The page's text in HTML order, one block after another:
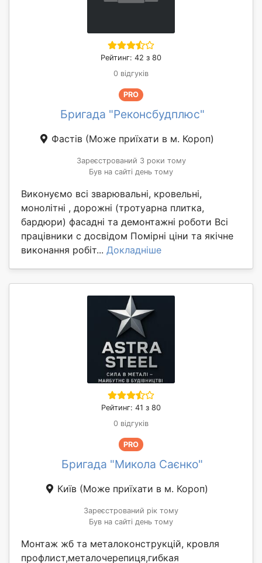
Рейтинг: 42 з 80
0 відгуків
PRO
Бригада "Реконсбудплюс"
Фастів (Може приїхати в м. Короп)
Зареєстрований 3 роки тому
Був на сайті день тому
Виконуємо всі зварювальні, кровельні,
монолітні , дорожні (тротуарна плитка,
бардюри) фасадні та демонтажні роботи Всі
працівники с досвідом Помірні ціни та якічне
виконання робіт... Докладніше
Рейтинг: 41 з 80
0 відгуків
PRO
Бригада "Микола Саєнко"
Київ (Може приїхати в м. Короп)
Зареєстрований рік тому
Був на сайті день тому
Монтаж жб та металоконструкцій, кровля
профлист,металочерепиця,гибкая